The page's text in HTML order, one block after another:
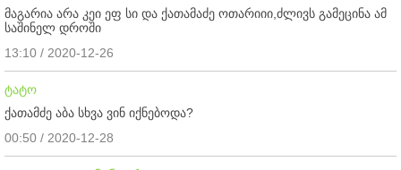
მაგარია არა კეი ეფ სი და ქათამაძე ოთარიიი,ძლივს გამეცინა ამ
საშინელ დროში
13:10 / 2020-12-26
ტატო
ქათამძე აბა სხვა ვინ იქნებოდა?
00:50 / 2020-12-28